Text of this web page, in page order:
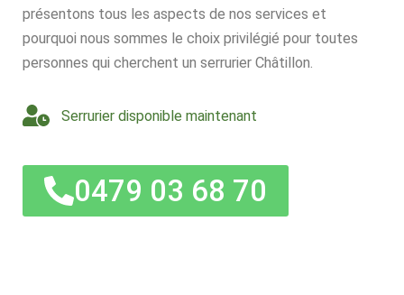
présentons tous les aspects de nos services et
pourquoi nous sommes le choix privilégié pour toutes
personnes qui cherchent un serrurier Châtillon.
Serrurier disponible maintenant
0479 03 68 70